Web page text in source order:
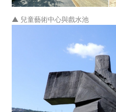
▲ 兒童藝術中心與戲水池